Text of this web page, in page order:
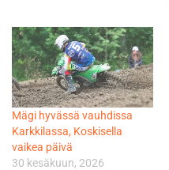
Mägi hyvässä vauhdissa
Karkkilassa, Koskisella
vaikea päivä
30 kesäkuun, 2026